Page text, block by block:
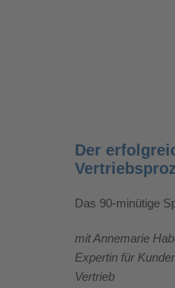
Der
Das 90-minütige
mit Annemarie
Expertin für
Vertrieb